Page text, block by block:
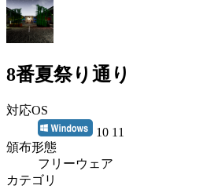
8番夏祭り通り
対応OS
10 11
頒布形態
フリーウェア
カテゴリ